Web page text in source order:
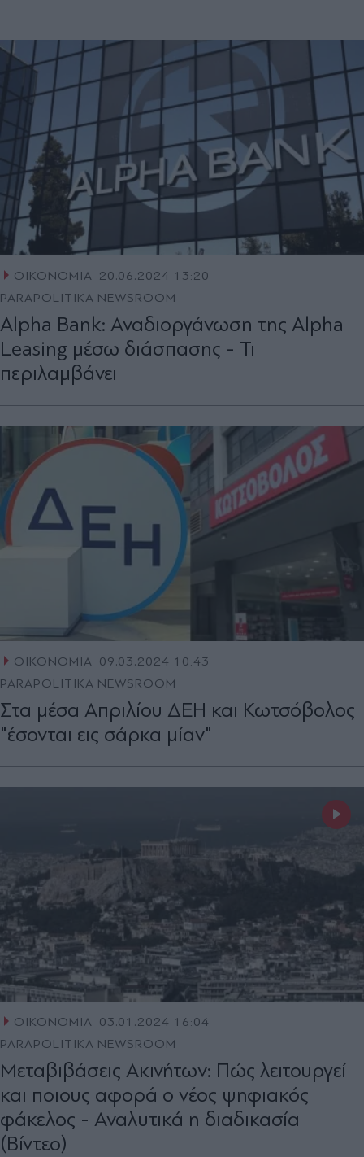
ΟΙΚΟΝΟΜΙΑ 20.06.2024 13:20
PARAPOLITIKA NEWSROOM
Alpha Bank: Αναδιοργάνωση της Alpha
Leasing μέσω διάσπασης - Τι
περιλαμβάνει
ΟΙΚΟΝΟΜΙΑ 09.03.2024 10:43
PARAPOLITIKA NEWSROOM
Στα μέσα Απριλίου ΔΕΗ και Κωτσόβολος
"έσονται εις σάρκα μίαν"
ΟΙΚΟΝΟΜΙΑ 03.01.2024 16:04
PARAPOLITIKA NEWSROOM
Μεταβιβάσεις Ακινήτων: Πώς λειτουργεί
και ποιους αφορά ο νέος ψηφιακός
φάκελος - Αναλυτικά η διαδικασία
(Βίντεο)